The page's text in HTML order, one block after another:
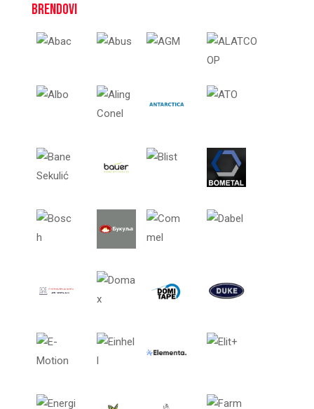
Brendovi